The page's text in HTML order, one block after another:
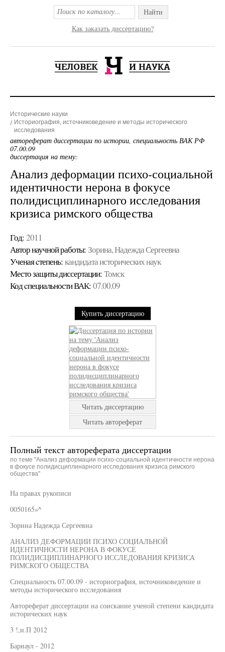
Найти
Как заказать диссертацию?
Исторические науки
Историография, источниковедение и методы исторического
исследования
автореферат диссертации по истории, специальность ВАК РФ
07.00.09
диссертация на тему:
Анализ деформации психо-социальной
идентичности нерона в фокусе
полидисциплинарного исследования
кризиса римского общества
Год: 2011
Автор научной работы: Зорина, Надежда Сергеевна
Ученая cтепень: кандидата исторических наук
Место защиты диссертации: Томск
Код cпециальности ВАК: 07.00.09
Купить диссертацию
Читать диссертацию
Читать автореферат
Полный текст автореферата диссертации
по теме "Анализ деформации психо-социальной идентичности нерона
в фокусе полидисциплинарного исследования кризиса римского
общества"
На правах рукописи
0050165»^
Зорина Надежда Сергеевна
АНАЛИЗ ДЕФОРМАЦИИ ПСИХО СОЦИАЛЬНОЙ
ИДЕНТИЧНОСТИ НЕРОНА В ФОКУСЕ
ПОЛИДИСЦИПЛИНАРНОГО ИССЛЕДОВАНИЯ КРИЗИСА
РИМСКОГО ОБЩЕСТВА
Специальность 07.00.09 - историография, источниковедение и
методы исторического исследования
Автореферат диссертации на соискание ученой степени кандидата
исторических наук
3 !,и.П 2012
Барнаул - 2012